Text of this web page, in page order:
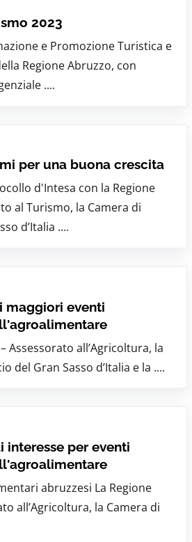
2023
e Promozione Turistica e
Regione Abruzzo, con
....
per una buona crescita
d'Intesa con la Regione
al Turismo, la Camera di
d’Italia ....
maggiori eventi
Assessorato all’Agricoltura, la
del Gran Sasso d’Italia e la ....
interesse per eventi
abruzzesi La Regione
all’Agricoltura, la Camera di